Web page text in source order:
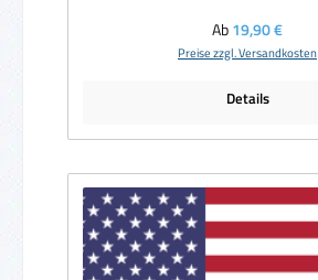
Regulärer Preis:
Ab19,90 €
Preise zzgl. Versandkosten
Details